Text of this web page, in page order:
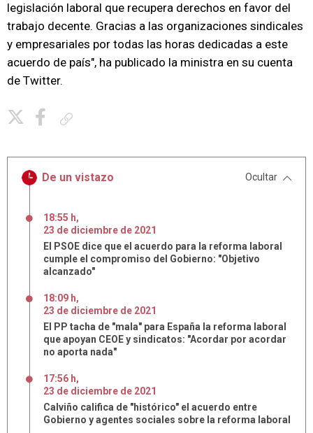
legislación laboral que recupera derechos en favor del
trabajo decente. Gracias a las organizaciones sindicales
y empresariales por todas las horas dedicadas a este
acuerdo de país", ha publicado la ministra en su cuenta
de Twitter.
De un vistazo Ocultar
18:55 h,
23 de diciembre de 2021
El PSOE dice que el acuerdo para la reforma laboral
cumple el compromiso del Gobierno: "Objetivo
alcanzado"
18:09 h,
23 de diciembre de 2021
El PP tacha de "mala" para España la reforma laboral
que apoyan CEOE y sindicatos: "Acordar por acordar
no aporta nada"
17:56 h,
23 de diciembre de 2021
Calviño califica de "histórico" el acuerdo entre
Gobierno y agentes sociales sobre la reforma laboral